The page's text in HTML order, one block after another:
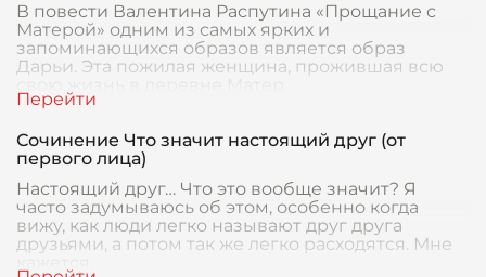
В повести Валентина Распутина «Прощание с
Матерой» одним из самых ярких и
запоминающихся образов является образ
Дарьи. Эта пожилая женщина, прожившая всю
свою жизнь в деревне Матер
Сочинение Что значит настоящий друг (от
первого лица)
Настоящий друг… Что это вообще значит? Я
часто задумываюсь об этом, особенно когда
вижу, как люди легко называют друг друга
друзьями, а потом так же легко расходятся. Мне